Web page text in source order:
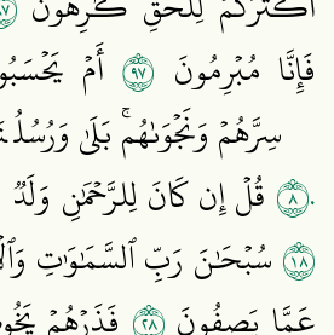
فَإِنَّا مُبۡرِمُونَ ٧٩أَمۡ
سِرَّهُمۡ وَنَجۡوَىٰهُمۚ بَلَىٰ
٨٠ قُلۡ إِن كَانَ لِلرَّحۡمَٰنِ وَلَدٞ
٨١سُبۡحَٰنَ رَبِّ ٱلسَّمَٰوَٰتِ
عَمَّا يَصِفُونَ
فَذَرۡهُمۡ